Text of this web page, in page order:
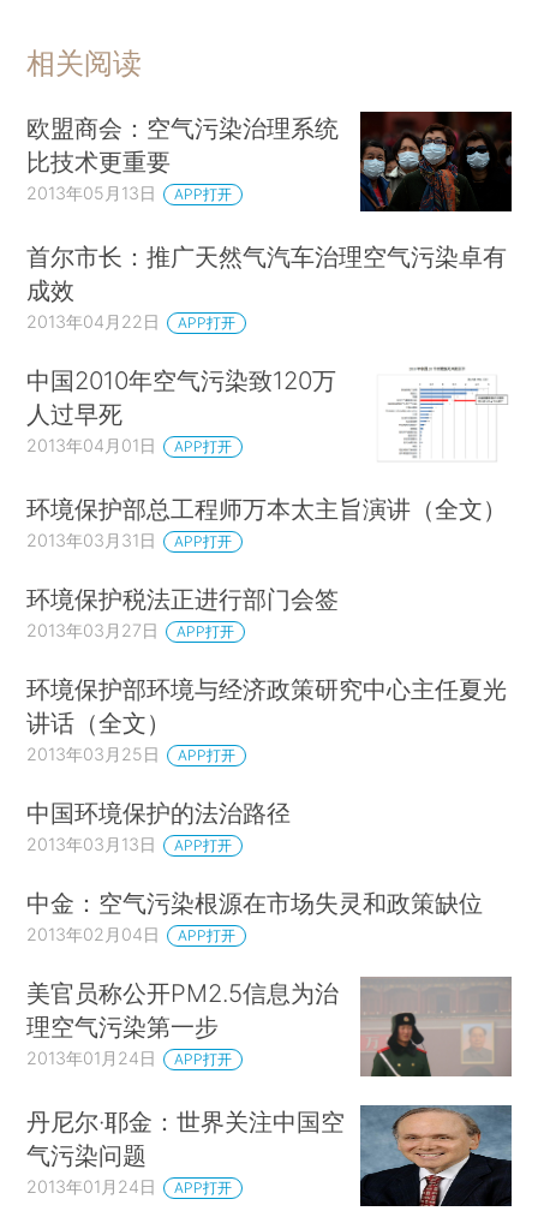
相关阅读
欧盟商会：空气污染治理系统
比技术更重要
2013年05月13日 APP打开
首尔市长：推广天然气汽车治理空气污染卓有
成效
2013年04月22日 APP打开
中国2010年空气污染致120万
人过早死
2013年04月01日 APP打开
环境保护部总工程师万本太主旨演讲（全文）
2013年03月31日 APP打开
环境保护税法正进行部门会签
2013年03月27日 APP打开
环境保护部环境与经济政策研究中心主任夏光
讲话（全文）
2013年03月25日 APP打开
中国环境保护的法治路径
2013年03月13日 APP打开
中金：空气污染根源在市场失灵和政策缺位
2013年02月04日 APP打开
美官员称公开PM2.5信息为治
理空气污染第一步
2013年01月24日 APP打开
丹尼尔·耶金：世界关注中国空
气污染问题
2013年01月24日 APP打开